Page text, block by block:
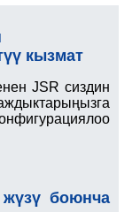
кызмат
JSR сиздин
боюнча